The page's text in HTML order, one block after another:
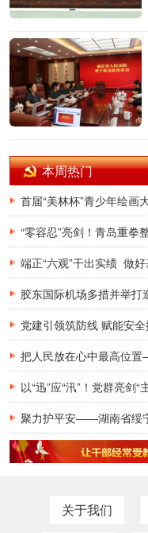
本周热门
“零容忍”亮剑！青岛重拳
端正“六观”干出实绩 做
以“迅”应“汛”！党群亮剑
聚力护平安——湖南省绥
关于我们